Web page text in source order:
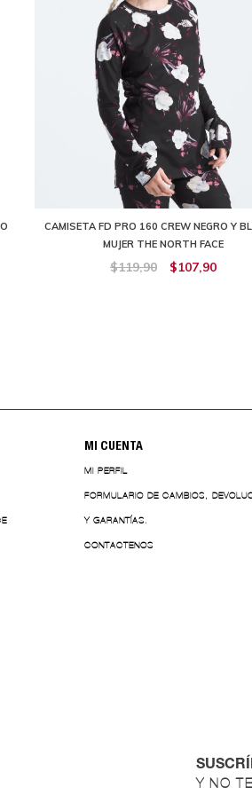
CAMISETA FD PRO 160 CREW NEGRO Y
MUJER THE NORTH FACE
$119,90 $107,90
MI CUENTA
MI PERFIL
FORMULARIO DE CAMBIOS,
Y GARANTÍAS.
CONTACTENOS
Y NO